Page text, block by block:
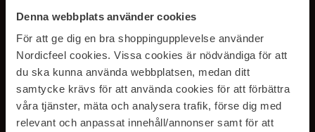
Denna webbplats använder cookies
För att ge dig en bra shoppingupplevelse använder
Nordicfeel cookies. Vissa cookies är nödvändiga för att
du ska kunna använda webbplatsen, medan ditt
samtycke krävs för att använda cookies för att förbättra
våra tjänster, mäta och analysera trafik, förse dig med
relevant och anpassat innehåll/annonser samt för att
PRENUMERERA PÅ VÅRA
NYHETSBREV
Genom att prenumerera accepterar du vårIntegritetspolicy.
Avprenumerera när som helst.